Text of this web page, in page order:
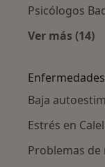
Psicólogos
Ver más (14)
Baja
Estrés en
Problemas de